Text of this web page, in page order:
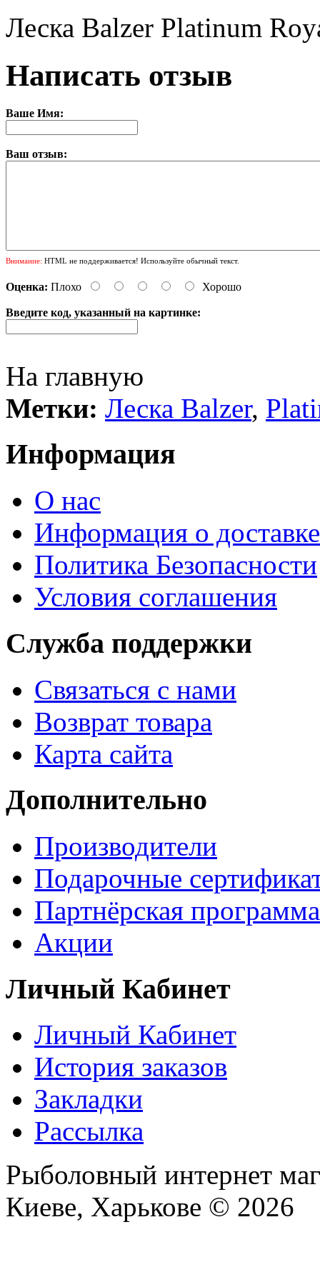
Леска Balzer Platinum
Написать отзыв
Ваше Имя:
Ваш отзыв:
Внимание: HTML не поддерживается! Используйте обычный текст.
Оценка: Плохо Хорошо
Введите код, указанный на картинке:
На главную
Метки: Леска Balzer,
Информация
О нас
Информация о доставке
Политика Безопасности
Условия соглашения
Служба поддержки
Связаться с нами
Возврат товара
Карта сайта
Дополнительно
Производители
Подарочные
Партнёрская программа
Акции
Личный Кабинет
Личный Кабинет
История заказов
Закладки
Рассылка
Рыболовный интернет
Киеве, Харькове © 2026